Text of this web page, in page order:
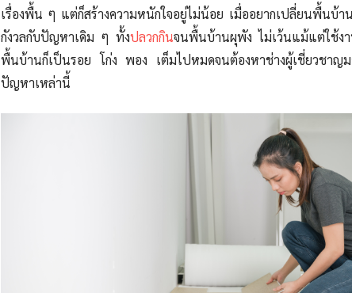
เรื่องพื้น ๆ แต่ก็สร้างความหนักใจอยู่ไม่น้อย เมื่ออยากเปลี่ยนพื้นบ้
กังวลกับปัญหาเดิม ๆ ทั้งปลวกกินจนพื้นบ้านผุพัง ไม่เว้นแม้แต่ใช้งา
พื้นบ้านก็เป็นรอย โก่ง พอง เต็มไปหมดจนต้องหาช่างผู้เชี่ยวชาญม
ปัญหาเหล่านี้